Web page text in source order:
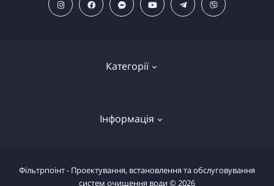
Категорії
ПОПУЛЯРНІ ТОВАРИ
Фільтри магістральні
Інформація
Фільтрпоінт - Проектування, встановлення та обслуговування
систем очищення води © 2026